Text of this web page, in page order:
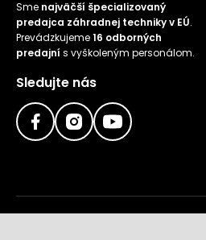
Sme najväčší špecializovaný
predajca záhradnej techniky v EÚ.
Prevádzkujeme16 odborných
predajní s vyškoleným personálom.
Sledujte nás